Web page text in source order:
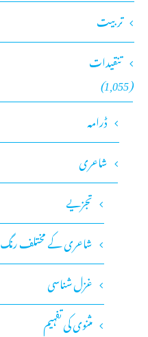
تربیت
تنقیدات
(1,055)
ڈرامہ
شاعری
تجزیے
شاعری کے مختلف رنگ
غزل شناسی
مثنوی کی تفہیم